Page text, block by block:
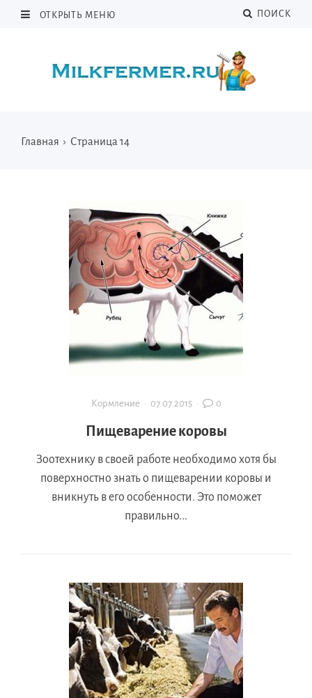
ОТКРЫТЬ МЕНЮ ПОИСК
Главная › Страница 14
Кормление · 07.07.2015· 0
Пищеварение коровы
Зоотехнику в своей работе необходимо хотя бы
поверхностно знать о пищеварении коровы и
вникнуть в его особенности. Это поможет
правильно...